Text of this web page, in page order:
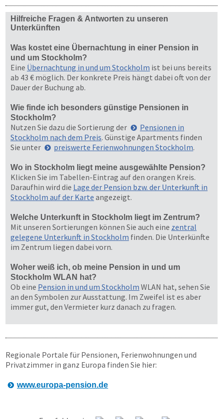
Hilfreiche Fragen & Antworten zu unseren
Unterkünften
Was kostet eine Übernachtung in einer Pension in
und um Stockholm?
Eine Übernachtung in und um Stockholm ist bei uns bereits
ab 43 € möglich. Der konkrete Preis hängt dabei oft von der
Dauer der Buchung ab.
Wie finde ich besonders günstige Pensionen in
Stockholm?
Nutzen Sie dazu die Sortierung der
Pensionen in
Stockholm nach dem Preis. Günstige Apartments finden
Sie unter
preiswerte Ferienwohnungen Stockholm.
Wo in Stockholm liegt meine ausgewählte Pension?
Klicken Sie im Tabellen-Eintrag auf den orangen Kreis.
Daraufhin wird die Lage der Pension bzw. der Unterkunft in
Stockholm auf der Karte angezeigt.
Welche Unterkunft in Stockholm liegt im Zentrum?
Mit unseren Sortierungen können Sie auch eine zentral
gelegene Unterkunft in Stockholm finden. Die Unterkünfte
im Zentrum liegen dabei vorn.
Woher weiß ich, ob meine Pension in und um
Stockholm WLAN hat?
Ob eine Pension in und um Stockholm WLAN hat, sehen Sie
an den Symbolen zur Ausstattung. Im Zweifel ist es aber
immer gut, den Vermieter kurz danach zu fragen.
Regionale Portale für Pensionen, Ferienwohnungen und
Privatzimmer in ganz Europa finden Sie hier:
www.europa-pension.de